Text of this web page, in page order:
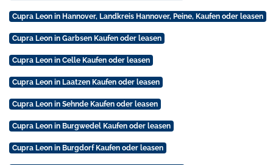
Cupra Leon in Hannover, Landkreis Hannover, Peine, Kaufen oder leasen
Cupra Leon in Garbsen Kaufen oder leasen
Cupra Leon in Celle Kaufen oder leasen
Cupra Leon in Laatzen Kaufen oder leasen
Cupra Leon in Sehnde Kaufen oder leasen
Cupra Leon in Burgwedel Kaufen oder leasen
Cupra Leon in Burgdorf Kaufen oder leasen